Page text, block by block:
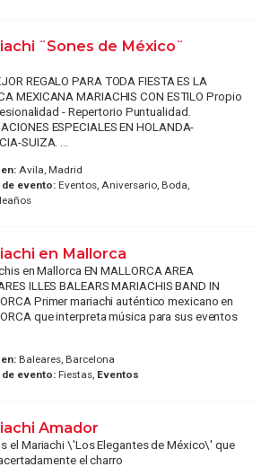
¨Sones de México¨
REGALO PARA TODA FIESTA ES LA
MEXICANA MARIACHIS CON ESTILO Propio
- Repertorio Puntualidad.
ESPECIALES EN HOLANDA-
SUIZA. ...
Avila, Madrid
evento:Eventos, Aniversario, Boda,
en Mallorca
en Mallorca EN MALLORCA AREA
ILLES BALEARS MARIACHIS BAND IN
Primer mariachi auténtico mexicano en
que interpreta música para sus eventos
Baleares, Barcelona
evento:Fiestas, Eventos
Amador
el Mariachi \'Los Elegantes de México\' que
el charro